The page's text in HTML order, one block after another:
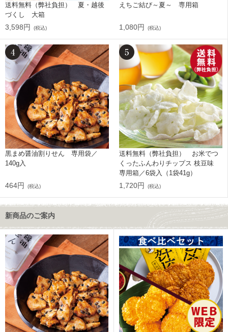
送料無料（弊社負担） 夏・越後
づくし 大箱
3,598円 (税込)
えちご結び～夏～ 専用箱
1,080円 (税込)
黒まめ醤油割りせん 専用袋／
140g入
464円 (税込)
送料無料（弊社負担） お米でつ
くったふんわりチップス 枝豆味
専用箱／6袋入（1袋41g）
1,720円 (税込)
新商品のご案内